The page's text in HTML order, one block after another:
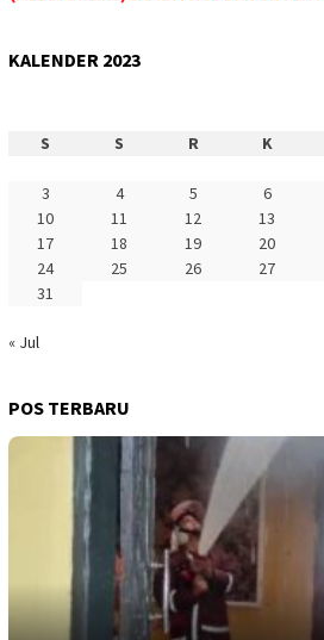
KALENDER 2023
S
S R K
3
4 5 6
10
11 12 13
17
18 19 20
24
25 26 27
31
« Jul
POS TERBARU